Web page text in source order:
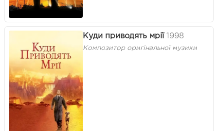
Куди приводять мрії 1998
Композитор оригінальної музики